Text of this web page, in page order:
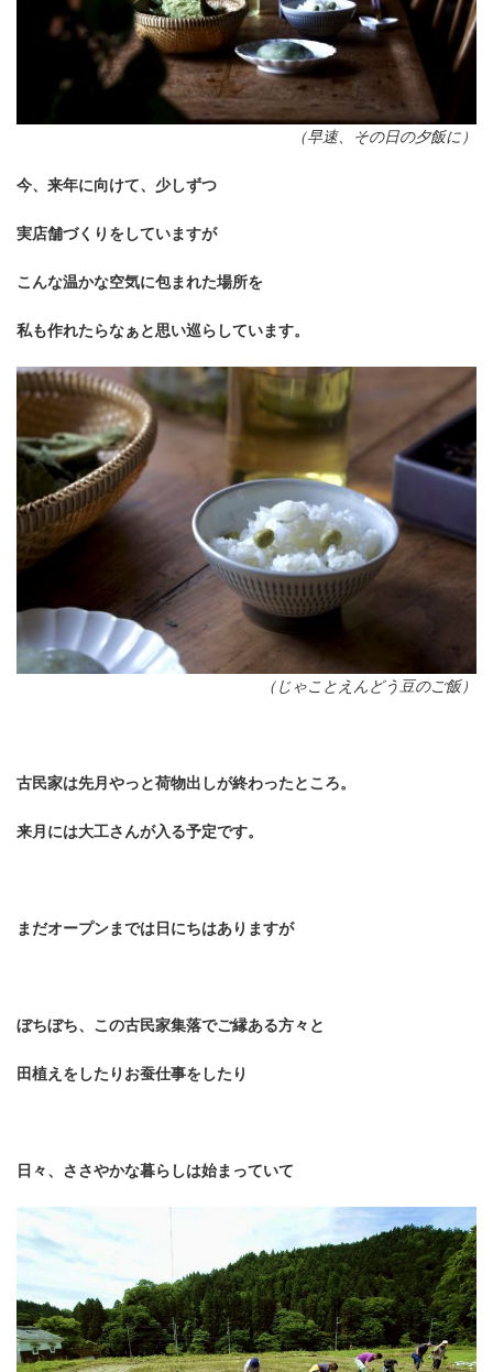
（早速、その日の夕飯に）
今、来年に向けて、少しずつ
実店舗づくりをしていますが
こんな温かな空気に包まれた場所を
私も作れたらなぁと思い巡らしています。
（じゃことえんどう豆のご飯）
古民家は先月やっと荷物出しが終わったところ。
来月には大工さんが入る予定です。
まだオープンまでは日にちはありますが
ぼちぼち、この古民家集落でご縁ある方々と
田植えをしたり お蚕仕事をしたり
日々、ささやかな暮らしは始まっていて